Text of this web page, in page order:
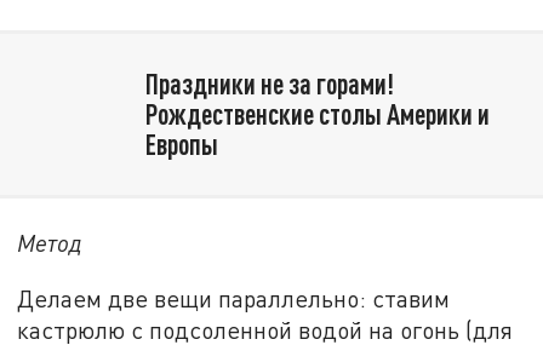
Праздники не за горами!
Рождественские столы Америки и
Европы
Метод
Делаем две вещи параллельно: ставим
кастрюлю с подсоленной водой на огонь (для